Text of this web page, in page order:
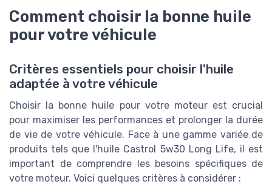
Comment choisir la bonne huile
pour votre véhicule
Critères essentiels pour choisir l'huile
adaptée à votre véhicule
Choisir la bonne huile pour votre moteur est crucial
pour maximiser les performances et prolonger la durée
de vie de votre véhicule. Face à une gamme variée de
produits tels que l'huile Castrol 5w30 Long Life, il est
important de comprendre les besoins spécifiques de
votre moteur. Voici quelques critères à considérer :